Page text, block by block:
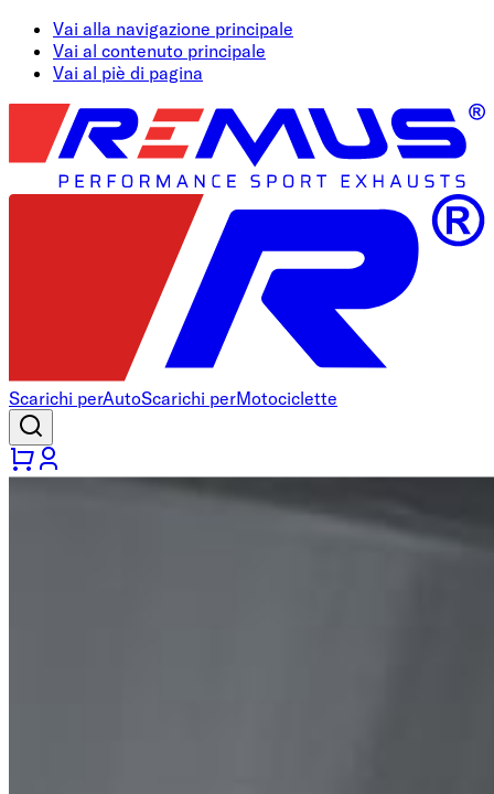
Vai alla navigazione principale
Vai al contenuto principale
Vai al piè di pagina
Scarichi perAutoScarichi perMotociclette